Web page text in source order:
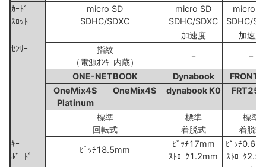
ｶｰﾄﾞ
ｽﾛｯﾄ
micro SD
SDHC/SDXC
micro SD
SDHC/SDXC
micro
SDHC/
ｾﾝｻｰ
加速度
加速度
指紋
（電源ｵﾝｷｰ内蔵）
－ －
ONE-NETBOOK Dynabook
OneMix4S
Platinum
OneMix4S dynabook K0
ｷｰ
ﾎﾞｰﾄﾞ
標準
回転式
標準
着脱式
標準
着脱式
ﾋﾟｯﾁ18.5mm
ﾋﾟｯﾁ17mm
ｽﾄﾛｰｸ1.2mm
ﾋﾟｯﾁ
ｽﾄﾛｰｸ